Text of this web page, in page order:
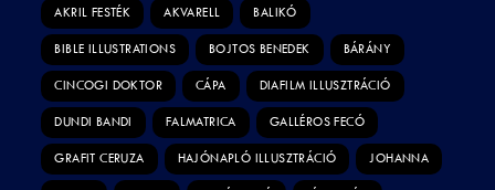
AKRIL FESTÉK AKVARELL BALIKÓ
BIBLE ILLUSTRATIONS BOJTOS BENEDEK BÁRÁNY
CINCOGI DOKTOR CÁPA DIAFILM ILLUSZTRÁCIÓ
DUNDI BANDI FALMATRICA GALLÉROS FECÓ
GRAFIT CERUZA HAJÓNAPLÓ ILLUSZTRÁCIÓ JOHANNA